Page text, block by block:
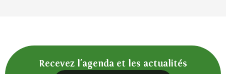
Recevez l'agenda et les actualités